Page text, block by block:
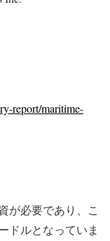
report/maritime-
が必要であり、こ
ドルとなっていま